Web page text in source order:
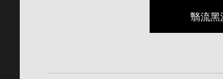
翳流黑